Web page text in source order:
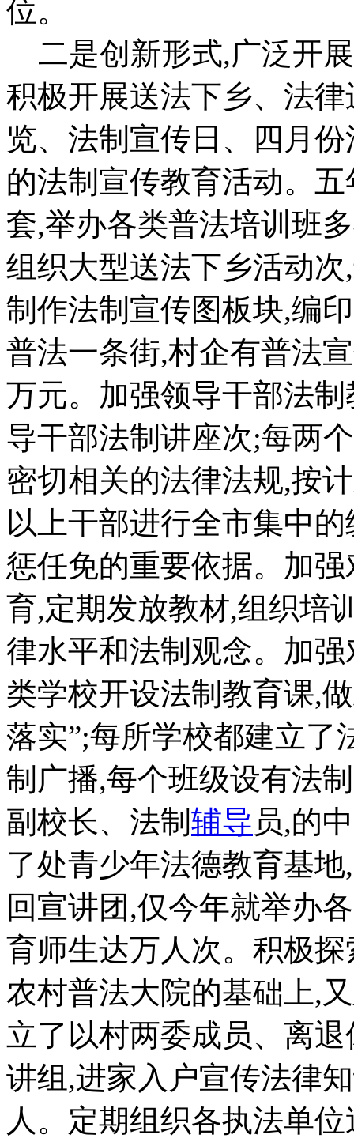
位。
二是创新形式,广泛开
积极开展送法下乡、法
览、法制宣传日、四月
的法制宣传教育活动。
套,举办各类普法培训班
组织大型送法下乡活动
制作法制宣传图板块,编
普法一条街,村企有普法
万元。加强领导干部法
导干部法制讲座次;每两
密切相关的法律法规,按
以上干部进行全市集中
惩任免的重要依据。加
育,定期发放教材,组织培
律水平和法制观念。加
类学校开设法制教育课,
落实”;每所学校都建立了
制广播,每个班级设有法
副校长、法制 辅导 员,的
了处青少年法德教育基
回宣讲团,仅今年就举办
育师生达万人次。积极
农村普法大院的基础上,
立了以村两委成员、离
讲组,进家入户宣传法律
人。定期组织各执法单